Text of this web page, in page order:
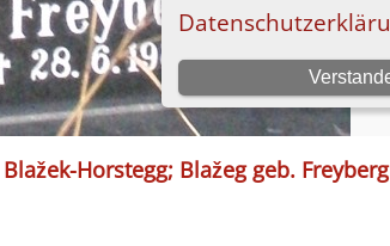
Horstegg; Blažeg geb. Freyberg